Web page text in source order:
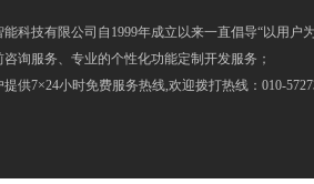
科技有限公司自1999年成立以来一直倡导“以用户
询服务、专业的个性化功能定制开发服务；
供7×24小时免费服务热线,欢迎拨打热线：010-